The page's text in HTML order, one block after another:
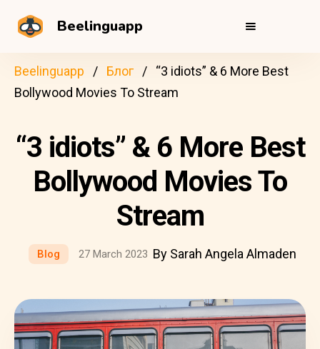
Beelinguapp
Beelinguapp Блог
“3 idiots” & 6 More Best
Bollywood Movies To Stream
“3 idiots” & 6 More Best
Bollywood Movies To
Stream
Blog 27 March 2023 By Sarah Angela Almaden